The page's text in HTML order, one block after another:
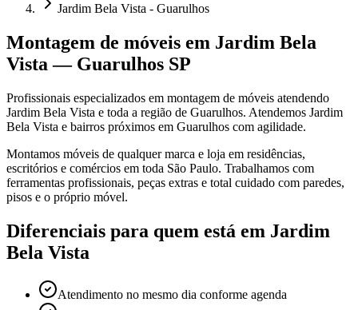
Jardim Bela Vista - Guarulhos
Montagem de móveis em Jardim Bela
Vista — Guarulhos SP
Profissionais especializados em montagem de móveis atendendo
Jardim Bela Vista e toda a região de Guarulhos. Atendemos Jardim
Bela Vista e bairros próximos em Guarulhos com agilidade.
Montamos móveis de qualquer marca e loja em residências,
escritórios e comércios em toda São Paulo. Trabalhamos com
ferramentas profissionais, peças extras e total cuidado com paredes,
pisos e o próprio móvel.
Diferenciais para quem está em Jardim
Bela Vista
Atendimento no mesmo dia conforme agenda